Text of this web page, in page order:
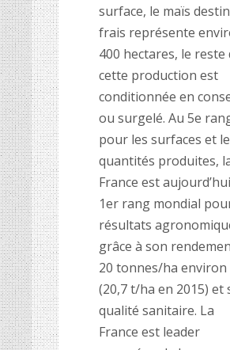
surface, le maïs
frais représente
400 hectares, le reste
cette production est
conditionnée en
ou surgelé. Au 5e
pour les surfaces et
quantités produites,
France est
1er rang mondial
résultats
grâce à son
20 tonnes/ha environ
(20,7 t/ha en 2015) et
qualité sanitaire. La
France est leader